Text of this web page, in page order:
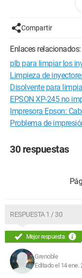
Compartir
Enlaces relacionados:
plb para limpiar los
Limpieza de
Disolvente para
EPSON XP-245 no
Impresora Epson:
Problema de
30 respuestas
RESPUESTA 1 / 30
Mejor respuesta
Grenoble
Editado el 14 ene.